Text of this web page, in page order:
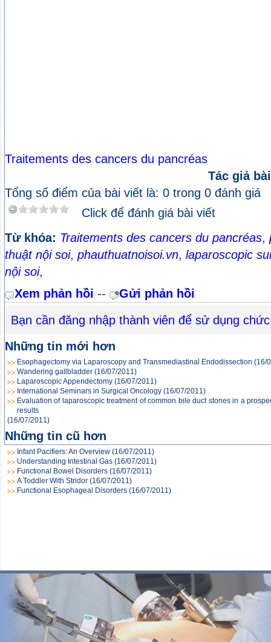
Traitements des cancers du pancréas
Tác giả
Tổng số điểm của bài viết là: 0 trong 0 đánh giá
Click để đánh giá bài viết
Từ khóa: Traitements des cancers du pancréas,
thuật nội soi, phauthuatnoisoi.vn, laparoscopic
nội soi,
Xem phản hồi --
Gửi phản hồi
Bạn cần đăng nhập thành viên để sử dụng
Những tin mới hơn
Esophagectomy via Laparoscopy and Transmediastinal Endodissection (16/
Wandering gallbladder (16/07/2011)
Laparoscopic Appendectomy (16/07/2011)
International Seminars in Surgical Oncology (16/07/2011)
Evaluation of laparoscopic treatment of common bile duct stones in a
results
(16/07/2011)
Những tin cũ hơn
Infant Pacifiers: An Overview (16/07/2011)
Understanding Intestinal Gas (16/07/2011)
Functional Bowel Disorders (16/07/2011)
A Toddler With Stridor (16/07/2011)
Functional Esophageal Disorders (16/07/2011)